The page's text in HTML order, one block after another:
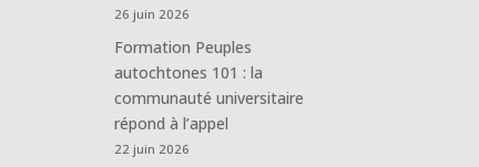
26 juin 2026
Formation Peuples
autochtones 101 : la
communauté universitaire
répond à l’appel
22 juin 2026